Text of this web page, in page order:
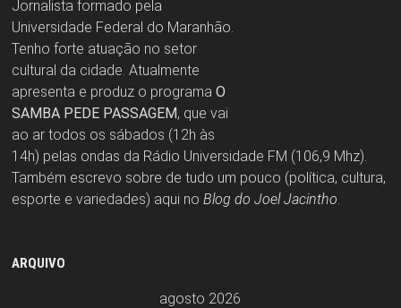
Jornalista formado pela
Universidade Federal do Maranhão.
Tenho forte atuação no setor
cultural da cidade. Atualmente
apresenta e produz o programa O
SAMBA PEDE PASSAGEM, que vai
ao ar todos os sábados (12h às
14h) pelas ondas da Rádio Universidade FM (106,9 Mhz).
Também escrevo sobre de tudo um pouco (política, cultura,
esporte e variedades) aqui no Blog do Joel Jacintho
ARQUIVO
agosto 2026